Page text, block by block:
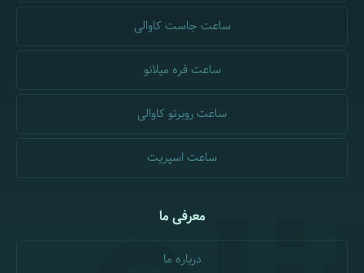
ساعت جاست کاوالی
ساعت فره میلانو
ساعت روبرتو کاوالی
ساعت اسپریت
معرفی ما
درباره ما